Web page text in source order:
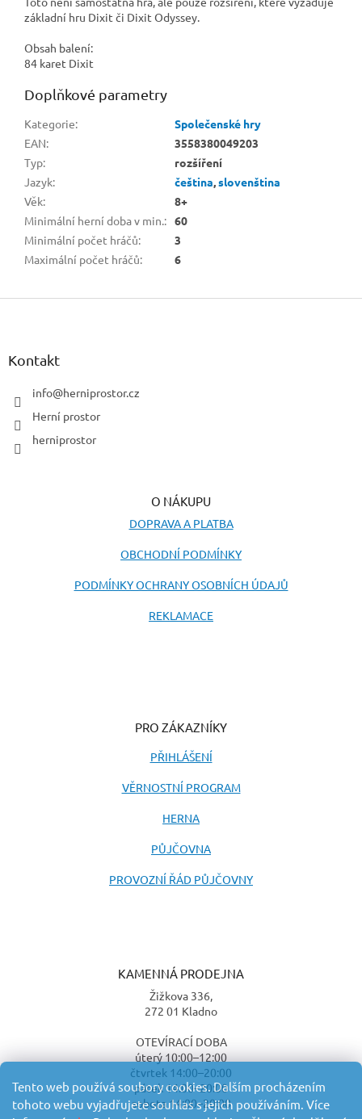
Tento web používá soubory cookies. Dalším procházením
tohoto webu vyjadřujete souhlas s jejich používáním. Více
základní hru Dixit či Dixit Odyssey.
Obsah balení:
84 karet Dixit
Doplňkové parametry
Kategorie:
Společenské hry
EAN:
3558380049203
Typ:
rozšíření
Jazyk: čeština,slovenština
Věk:
8+
Minimální herní doba v min.: 60
Minimální počet hráčů:
3
Maximální počet hráčů: 6
Z
Kontakt
info@herniprostor.cz
Herní prostor
herniprostor
O NÁKUPU
DOPRAVA A PLATBA
OBCHODNÍ PODMÍNKY
PODMÍNKY OCHRANY OSOBNÍCH ÚDAJŮ
REKLAMACE
PRO ZÁKAZNÍKY
PŘIHLÁŠENÍ
VĚRNOSTNÍ PROGRAM
HERNA
PŮJČOVNA
PROVOZNÍ ŘÁD PŮJČOVNY
KAMENNÁ PRODEJNA
Žižkova 336,
272 01 Kladno
OTEVÍRACÍ DOBA
úterý 10:00–12:00
čtvrtek 14:00–20:00
pátek 14:00–20:00
sobota 14:00–20:00